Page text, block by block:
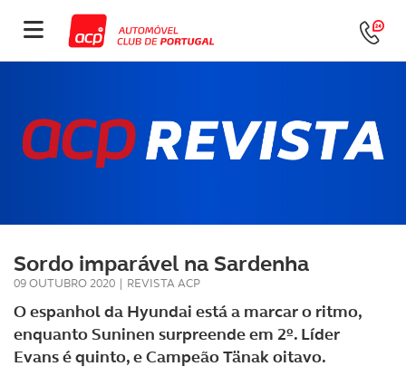
Sordo imparável na Sardenha
09 OUTUBRO 2020 | REVISTA ACP
O espanhol da Hyundai está a marcar o ritmo,
enquanto Suninen surpreende em 2º. Líder
Evans é quinto, e Campeão Tänak oitavo.